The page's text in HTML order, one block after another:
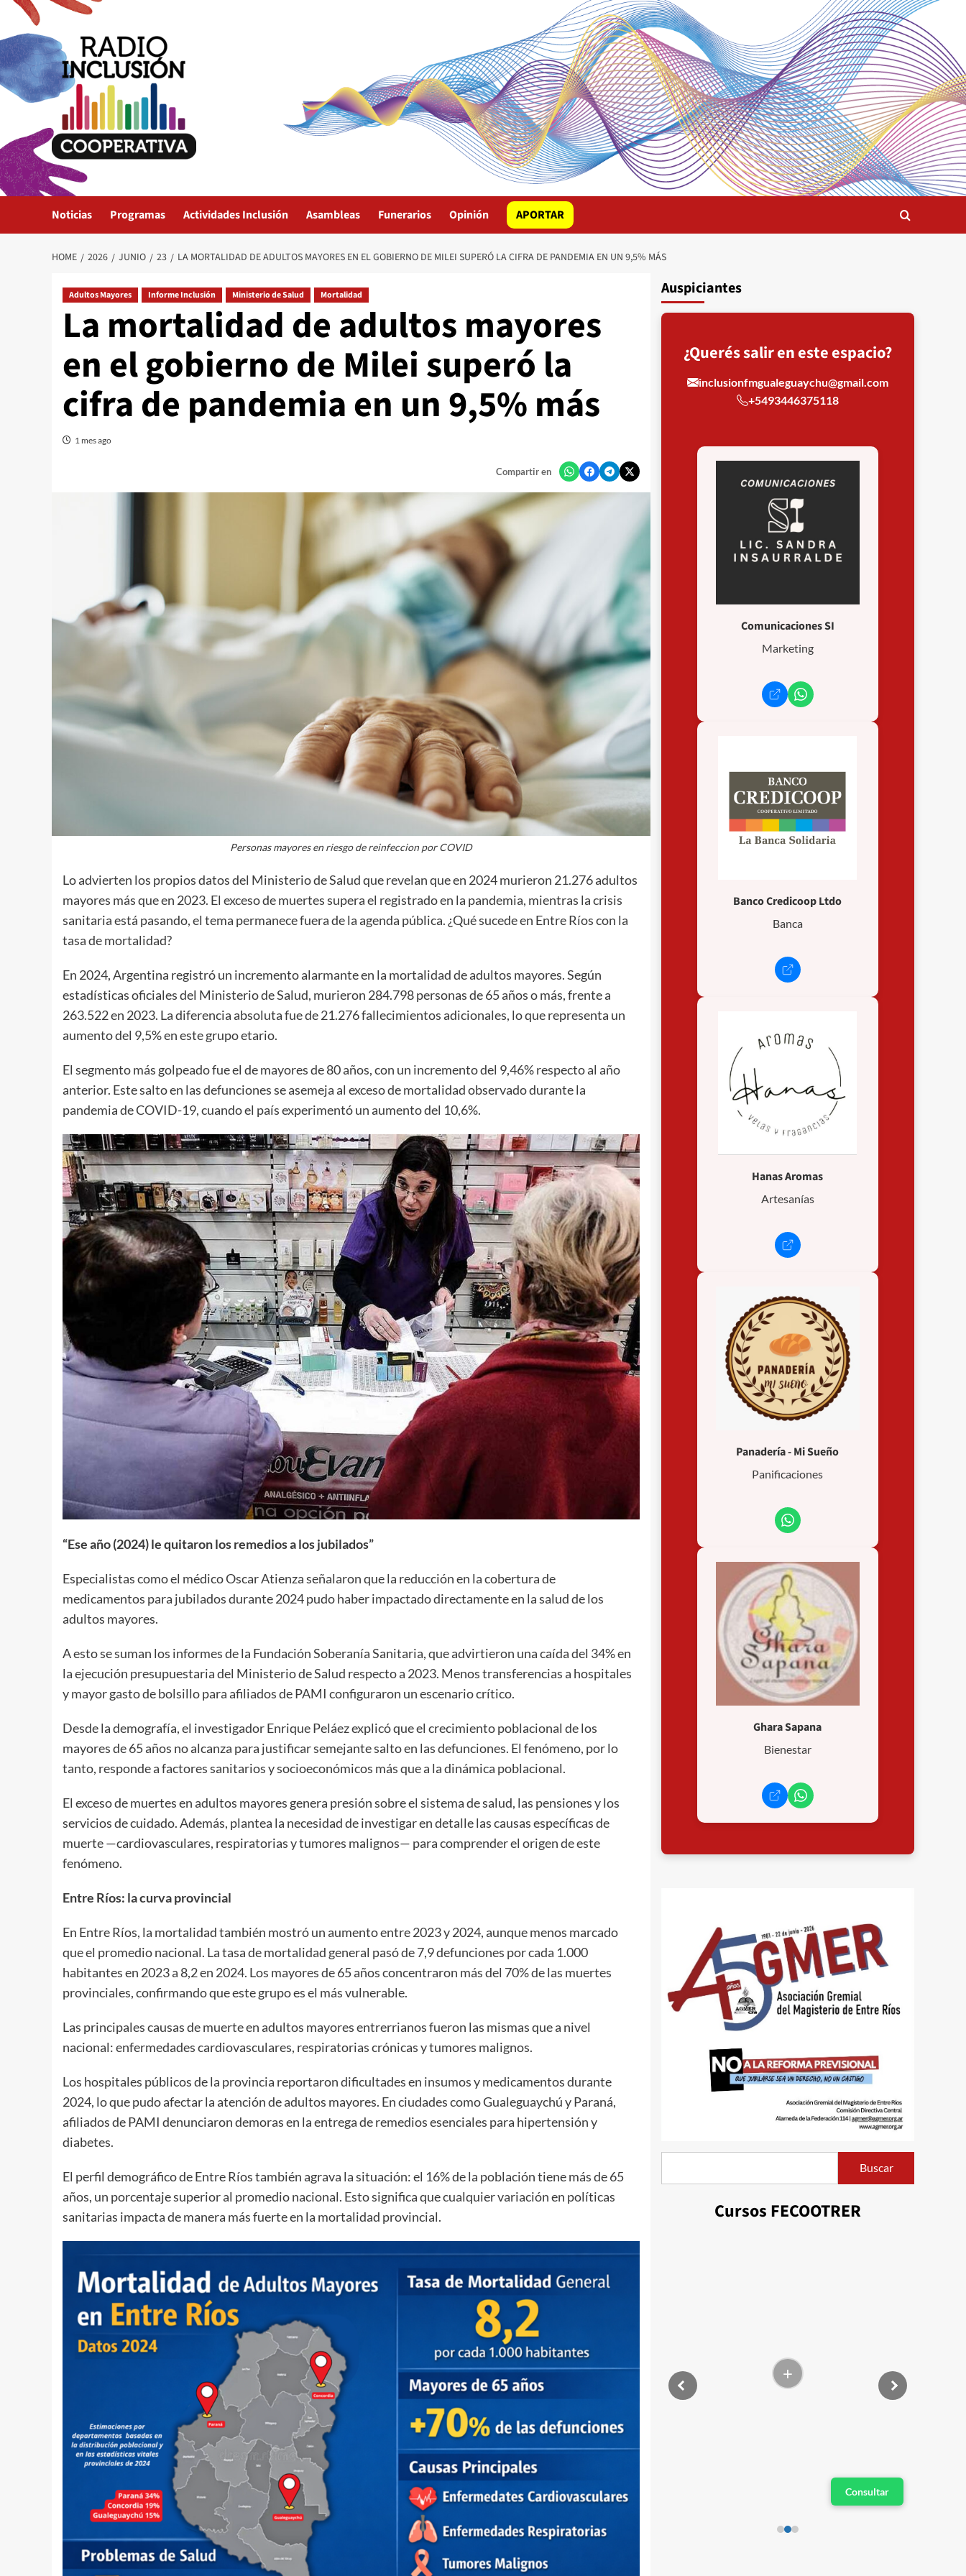
Skip
content
Noticias Programas Actividades Inclusión Asambleas Funerarios Opinión APORTAR
HOME 2026 JUNIO 23 LA MORTALIDAD DE ADULTOS MAYORES EN EL GOBIERNO DE MILEI SUPERÓ LA CIFRA DE PANDEMIA EN UN 9,5% MÁS
Adultos Mayores Informe Inclusión Ministerio de Salud Mortalidad
La mortalidad de adultos mayores
en el gobierno de Milei superó la
cifra de pandemia en un 9,5% más
1 mes ago
Compartir en
Personas mayores en riesgo de reinfeccion por COVID
Lo advierten los propios datos del Ministerio de Salud que revelan que en 2024 murieron 21.276 adultos
mayores más que en 2023. El exceso de muertes supera el registrado en la pandemia, mientras la crisis
sanitaria está pasando, el tema permanece fuera de la agenda pública. ¿Qué sucede en Entre Ríos con la
tasa de mortalidad?
En 2024, Argentina registró un incremento alarmante en la mortalidad de adultos mayores. Según
estadísticas oficiales del Ministerio de Salud, murieron 284.798 personas de 65 años o más, frente a
263.522 en 2023. La diferencia absoluta fue de 21.276 fallecimientos adicionales, lo que representa un
aumento del 9,5% en este grupo etario.
El segmento más golpeado fue el de mayores de 80 años, con un incremento del 9,46% respecto al año
anterior. Este salto en las defunciones se asemeja al exceso de mortalidad observado durante la
pandemia de COVID-19, cuando el país experimentó un aumento del 10,6%.
“Ese año (2024) le quitaron los remedios a los jubilados”
Especialistas como el médico Oscar Atienza señalaron que la reducción en la cobertura de
medicamentos para jubilados durante 2024 pudo haber impactado directamente en la salud de los
adultos mayores.
A esto se suman los informes de la Fundación Soberanía Sanitaria, que advirtieron una caída del 34% en
la ejecución presupuestaria del Ministerio de Salud respecto a 2023. Menos transferencias a hospitales
y mayor gasto de bolsillo para afiliados de PAMI configuraron un escenario crítico.
Desde la demografía, el investigador Enrique Peláez explicó que el crecimiento poblacional de los
mayores de 65 años no alcanza para justificar semejante salto en las defunciones. El fenómeno, por lo
tanto, responde a factores sanitarios y socioeconómicos más que a la dinámica poblacional.
El exceso de muertes en adultos mayores genera presión sobre el sistema de salud, las pensiones y los
servicios de cuidado. Además, plantea la necesidad de investigar en detalle las causas específicas de
muerte —cardiovasculares, respiratorias y tumores malignos— para comprender el origen de este
fenómeno.
Entre Ríos: la curva provincial
En Entre Ríos, la mortalidad también mostró un aumento entre 2023 y 2024, aunque menos marcado
que el promedio nacional. La tasa de mortalidad general pasó de 7,9 defunciones por cada 1.000
habitantes en 2023 a 8,2 en 2024. Los mayores de 65 años concentraron más del 70% de las muertes
provinciales, confirmando que este grupo es el más vulnerable.
Las principales causas de muerte en adultos mayores entrerrianos fueron las mismas que a nivel
nacional: enfermedades cardiovasculares, respiratorias crónicas y tumores malignos.
Los hospitales públicos de la provincia reportaron dificultades en insumos y medicamentos durante
2024, lo que pudo afectar la atención de adultos mayores. En ciudades como Gualeguaychú y Paraná,
afiliados de PAMI denunciaron demoras en la entrega de remedios esenciales para hipertensión y
diabetes.
El perfil demográfico de Entre Ríos también agrava la situación: el 16% de la población tiene más de 65
años, un porcentaje superior al promedio nacional. Esto significa que cualquier variación en políticas
sanitarias impacta de manera más fuerte en la mortalidad provincial.
Auspiciantes
¿Querés salir en este espacio?
inclusionfmgualeguaychu@gmail.com
+5493446375118
Comunicaciones SI
Marketing
Banco Credicoop Ltdo
Banca
Hanas Aromas
Artesanías
Panadería - Mi Sueño
Panificaciones
Ghara Sapana
Bienestar
Buscar
Cursos FECOOTRER
+
Consultar
+
Consultar